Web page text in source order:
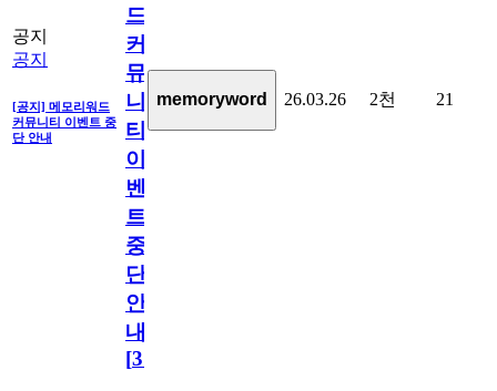
공지
공지
[공지] 메모리워드
커뮤니티 이벤트 중
단 안내
드
커
뮤
니
티
이
벤
트
중
단
안
내
[31
memoryword 26.03.26 2천 21